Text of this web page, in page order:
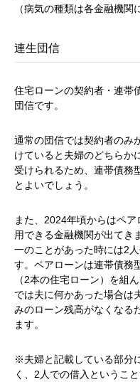
（病気の種類は各金融機関
連生団信
住宅ローンの契約者・連帯
団信です。
通常の団信では契約者のみ
けていると夫婦のどちらか
受けられるため、連帯債務
とよいでしょう。
また、 2024年頃からはペア
用できる金融機関が出てき
一のことがあった時には2
す。ペアローンは連帯債務
（2本の住宅ローン）を組
では夫に何かあった場合は
みのローン残高がなくなる
ます。
※夫婦と記載している部分
く、 2 人での借入というこ